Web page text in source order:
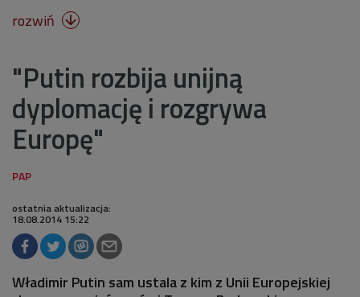
rozwiń 
"Putin rozbija unijną
dyplomację i rozgrywa
Europę"
ostatnia aktualizacja:
18.08.2014 15:22
Władimir Putin sam ustala z kim z Unii Europejskiej